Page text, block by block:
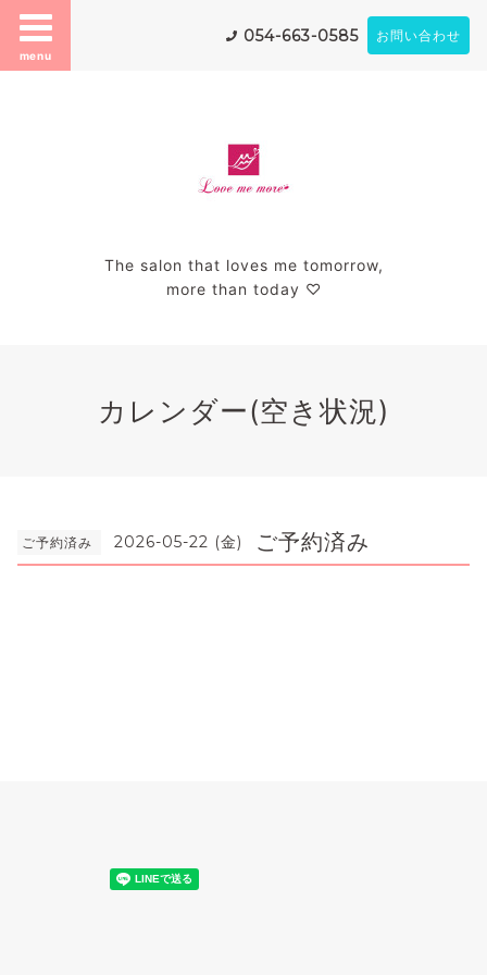
menu
054-663-0585 お問い合わせ
The salon that loves me tomorrow,
more than today ♡
カレンダー(空き状況)
ご予約済み 2026-05-22 (金) ご予約済み